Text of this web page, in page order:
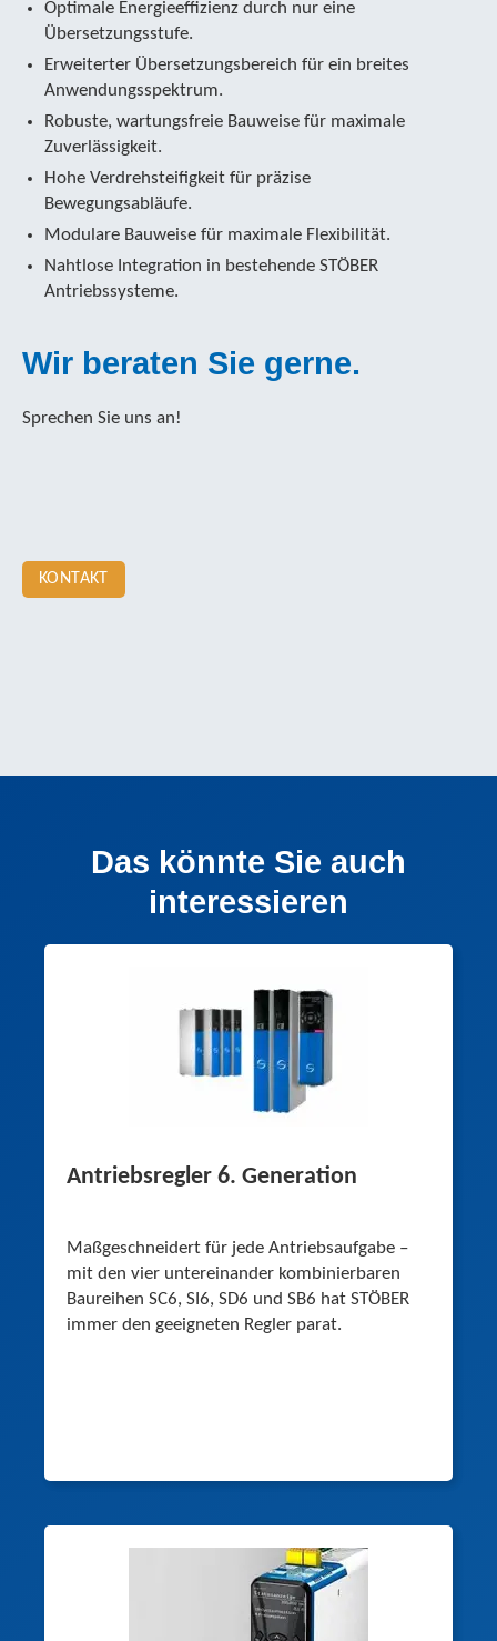
Optimale Energieeffizienz durch nur eine
Übersetzungsstufe.
Erweiterter Übersetzungsbereich für ein breites
Anwendungsspektrum.
Robuste, wartungsfreie Bauweise für maximale
Zuverlässigkeit.
Hohe Verdrehsteifigkeit für präzise
Bewegungsabläufe.
Modulare Bauweise für maximale Flexibilität.
Nahtlose Integration in bestehende STÖBER
Antriebssysteme.
Wir beraten Sie gerne.
Sprechen Sie uns an!
KONTAKT
Das könnte Sie auch
interessieren
Antriebsregler 6. Generation
Maßgeschneidert für jede Antriebsaufgabe –
mit den vier untereinander kombinierbaren
Baureihen SC6, SI6, SD6 und SB6 hat STÖBER
immer den geeigneten Regler parat.